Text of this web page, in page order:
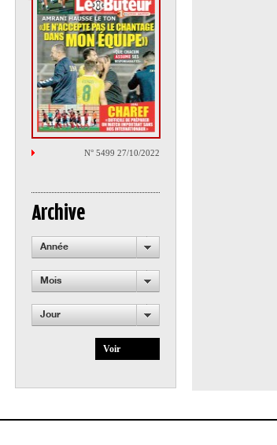
N° 5499 27/10/2022
Archive
Année
Mois
Jour
Voir